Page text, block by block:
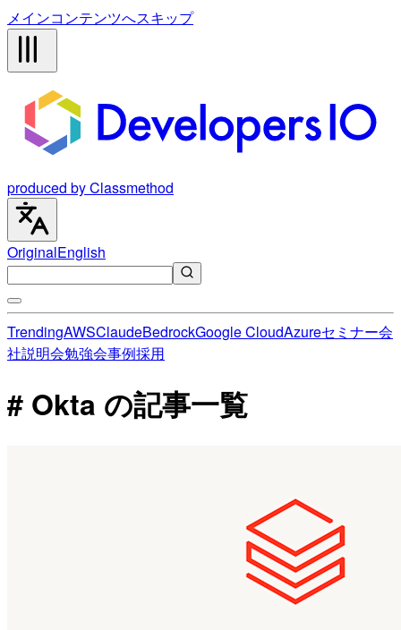
メインコンテンツへスキップ
produced by Classmethod
OriginalEnglish
TrendingAWSClaudeBedrockGoogle CloudAzureセミナー会
社説明会勉強会事例採用
# Okta の記事一覧